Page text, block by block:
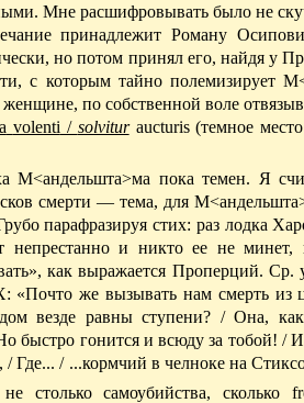
Мне расшифровывать было не
принадлежит Роману
но потом принял его, найдя у
с которым тайно полемизирует
женщине, по собственной воле
volenti / solvitur aucturis(темное
М<андельшта>ма пока темен. Я
смерти — тема, для М<андельшта
парафразируя стих: раз лодка
непрестанно и никто ее не
как выражается Проперций. Ср.
«Почто же вызывать нам смерть из
везде равны ступени? / Она,
быстро гонится и всюду за тобой! / И
Где... / ...кормчий в челноке на
столько самоубийства, сколько